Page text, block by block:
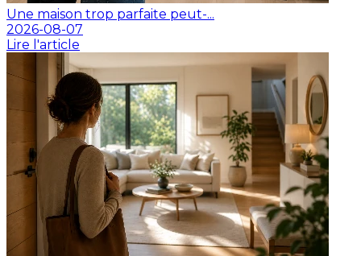
Une maison trop parfaite peut-...
2026-08-07
Lire l'article